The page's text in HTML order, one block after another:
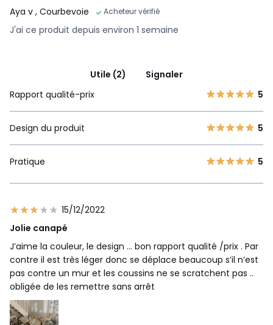
Aya v , Courbevoie Acheteur vérifié
J'ai ce produit depuis environ 1 semaine
Utile (2)
Signaler
Rapport qualité-prix
5
Design du produit 5
Pratique 5
15/12/2022
Jolie canapé
J’aime la couleur, le design … bon rapport qualité /prix . Par
contre il est très léger donc se déplace beaucoup s’il n’est
pas contre un mur et les coussins ne se scratchent pas ..
obligée de les remettre sans arrêt